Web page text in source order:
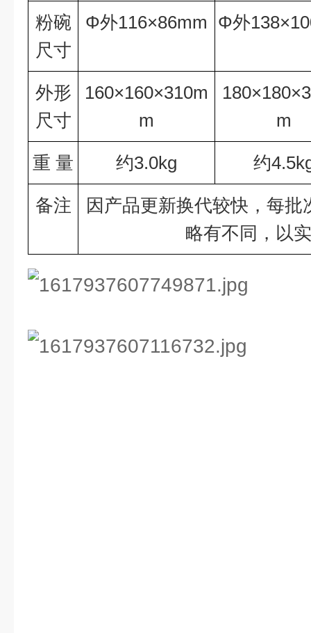
粉碗
尺寸
Φ外116×86mm Φ外
外形
尺寸
160×160×310m
m
m
重 量 约3.0kg 约
备注
因产品更新换代较快，每
略有不同，以